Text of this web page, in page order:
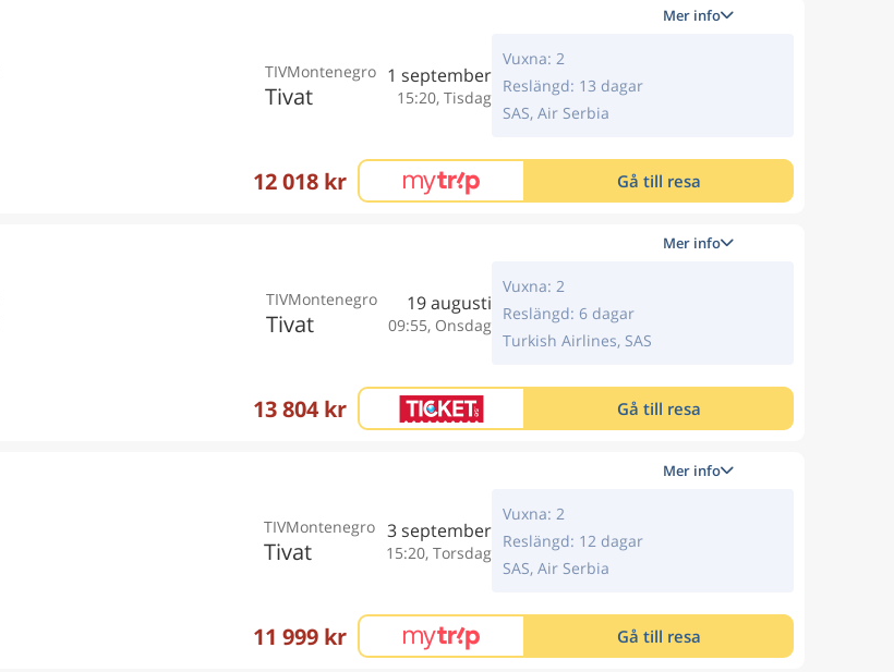
Mer info
TIVMontenegro
Tivat
1 september
15:20, Tisdag
Vuxna: 2
Reslängd: 13 dagar
SAS, Air Serbia
12 018 kr Gå till resa
Mer info
TIVMontenegro
Tivat
19 augusti
09:55, Onsdag
Vuxna: 2
Reslängd: 6 dagar
Turkish Airlines, SAS
13 804 kr Gå till resa
Mer info
TIVMontenegro
Tivat
3 september
15:20, Torsdag
Vuxna: 2
Reslängd: 12 dagar
SAS, Air Serbia
11 999 kr Gå till resa